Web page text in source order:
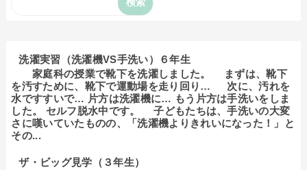
洗濯実習（洗濯機VS手洗い）６年生
家庭科の授業で靴下を洗濯しました。 まずは、靴下
を汚すために、靴下で運動場を走り回り… 次に、汚れを
水ですすいで… 片方は洗濯機に… もう片方は手洗いをしま
した。 セルフ脱水中です。 子どもたちは、手洗いの大変
さに嘆いていたものの、「洗濯機よりきれいになった！」と
その...
ザ・ビッグ見学（３年生）